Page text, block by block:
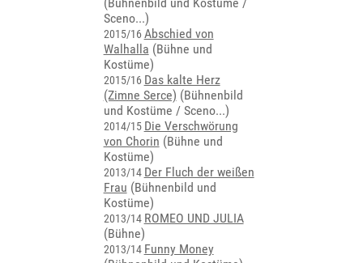
Sceno...)
2015/16Abschied von
Walhalla (Bühne und
Kostüme)
2015/16 Das kalte Herz
(Zimne Serce) (Bühnenbild
und Kostüme / Sceno...)
2014/15 Die Verschwörung
von Chorin (Bühne und
Kostüme)
2013/14 Der Fluch der weißen
Frau (Bühnenbild und
Kostüme)
2013/14 ROMEO UND JULIA
(Bühne)
2013/14 Funny Money